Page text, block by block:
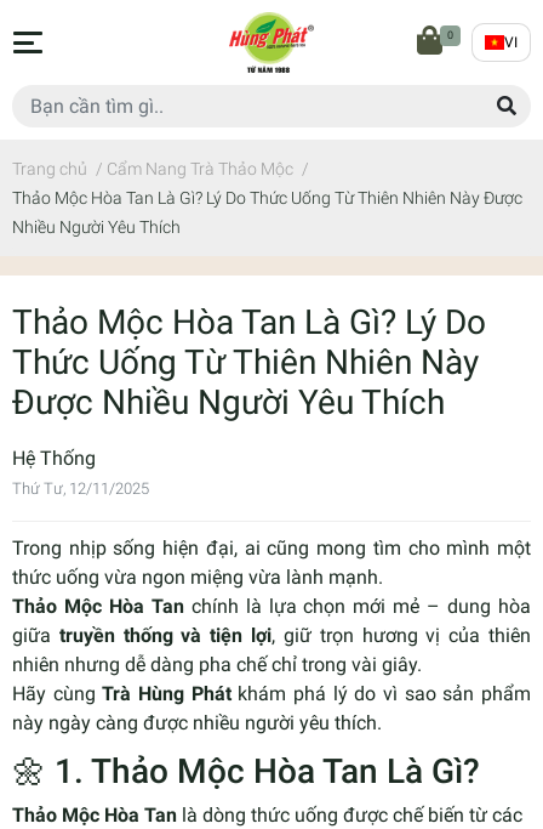
0 VI
Trang chủ / Cẩm Nang Trà Thảo Mộc /
Thảo Mộc Hòa Tan Là Gì? Lý Do Thức Uống Từ Thiên Nhiên Này Được
Nhiều Người Yêu Thích
Thảo Mộc Hòa Tan Là Gì? Lý Do
Thức Uống Từ Thiên Nhiên Này
Được Nhiều Người Yêu Thích
Hệ Thống
Thứ Tư, 12/11/2025
Trong nhịp sống hiện đại, ai cũng mong tìm cho mình một
thức uống vừa ngon miệng vừa lành mạnh.
Thảo Mộc Hòa Tanchính là lựa chọn mới mẻ – dung hòa
giữa truyền thống và tiện lợi, giữ trọn hương vị của thiên
nhiên nhưng dễ dàng pha chế chỉ trong vài giây.
Hãy cùngTrà Hùng Phátkhám phá lý do vì sao sản phẩm
này ngày càng được nhiều người yêu thích.
🌼 1. Thảo Mộc Hòa Tan Là Gì?
Thảo Mộc Hòa Tan là dòng thức uống được chế biến từ các